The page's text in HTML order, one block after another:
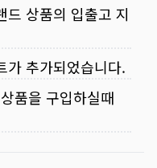
드 상품의 입출고 지
가 추가되었습니다.
품을 구입하실때